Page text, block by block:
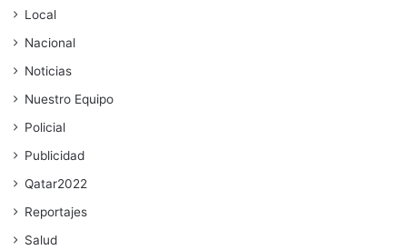
Local
Nacional
Noticias
Nuestro Equipo
Policial
Publicidad
Qatar2022
Reportajes
Salud